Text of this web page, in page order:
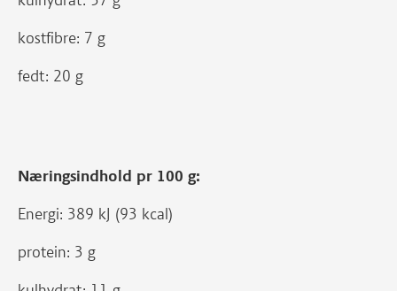
kostfibre: 7 g
fedt: 20 g
Næringsindhold pr 100 g:
Energi: 389 kJ (93 kcal)
protein: 3 g